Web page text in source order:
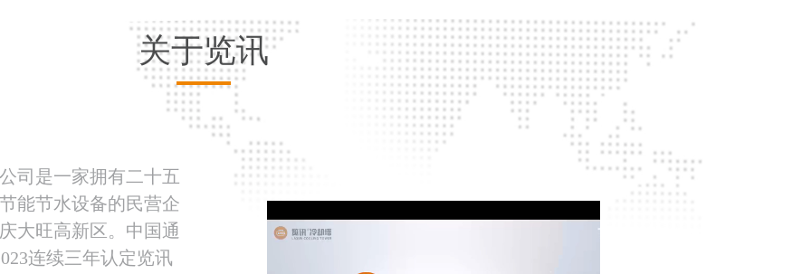
关于览讯
司是一家拥有二十五
能节水设备的民营企
大旺高新区。中国通
连续三年认定览讯